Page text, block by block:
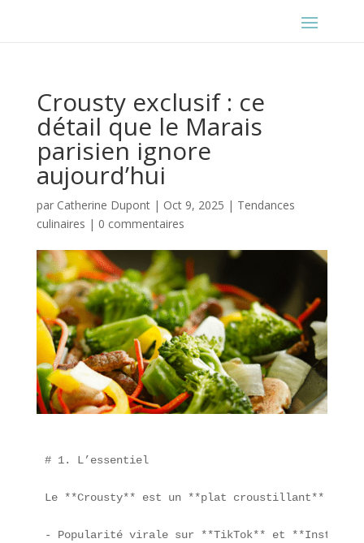
Crousty exclusif : ce
détail que le Marais
parisien ignore
aujourd’hui
par Catherine Dupont| Oct 9, 2025 | Tendances
culinaires | 0 commentaires
# 1. L’essentiel
Le **Crousty** est un **plat croustillant** né
- Popularité virale sur **TikTok** et